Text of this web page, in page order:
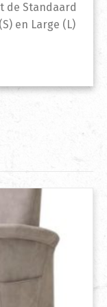
de Standaard
en Large (L)